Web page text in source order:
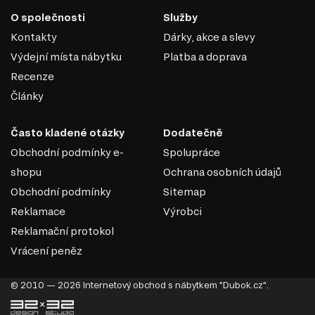
O společnosti
Kontakty
Výdejní místa nábytku
Recenze
Články
Služby
Dárky, akce a slevy
Platba a doprava
Často kladené otázky
Obchodní podmínky e-
shopu
Obchodní podmínky
Reklamace
Reklamační protokol
Vrácení peněz
Dodatečně
Spolupráce
Ochrana osobních údajů
Sitemap
Výrobci
© 2010 — 2026 Internetový obchod s nábytkem "Dubok.cz".